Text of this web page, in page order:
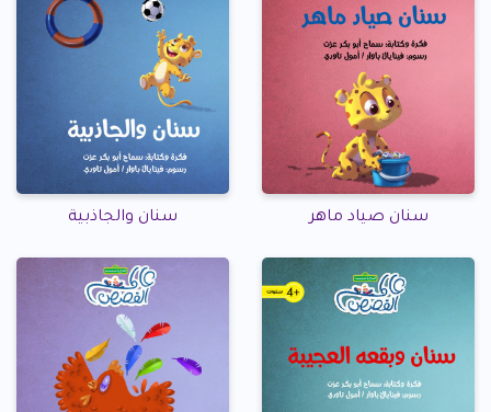
سنان صياد ماهر سنان والجاذبية